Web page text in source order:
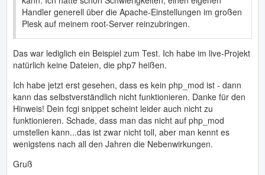
Handler generell über die Apache-Einstellungen im großen
Plesk auf meinem root-Server reinzubringen.
Das war lediglich ein Beispiel zum Test. Ich habe im live-Projekt
natürlich keine Dateien, die php7 heißen.
Ich habe jetzt erst gesehen, dass es kein php_mod ist - dann
kann das selbstverständlich nicht funktionieren. Danke für den
Hinweis! Dein fcgi snippet scheint leider auch nicht zu
funktionieren. Schade, dass man das nicht auf php_mod
umstellen kann...das ist zwar nicht toll, aber man kennt es
wenigstens nach all den Jahren die Nebenwirkungen.
Gruß